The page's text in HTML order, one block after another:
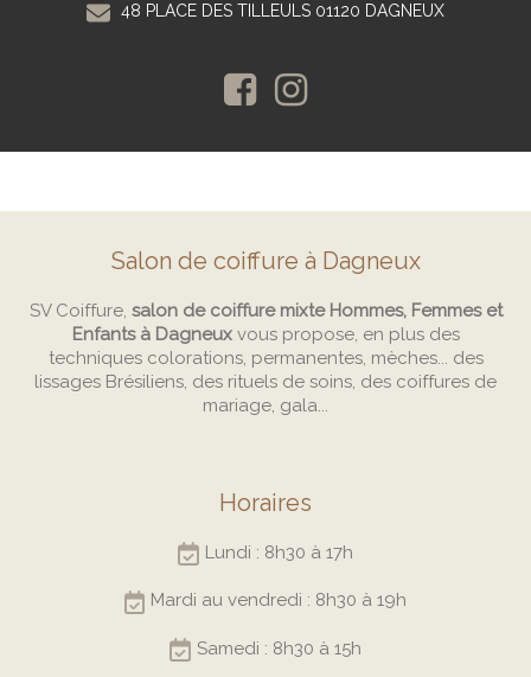
48 PLACE DES TILLEULS 01120 DAGNEUX
Salon de coiffure à Dagneux
SV Coiffure, salon de coiffure mixte Hommes, Femmes et
Enfants à Dagneuxvous propose, en plus des
techniques colorations, permanentes, mèches... des
lissages Brésiliens, des rituels de soins, des coiffures de
mariage, gala...
Horaires
Lundi : 8h30 à 17h
Mardi au vendredi : 8h30 à 19h
Samedi : 8h30 à 15h